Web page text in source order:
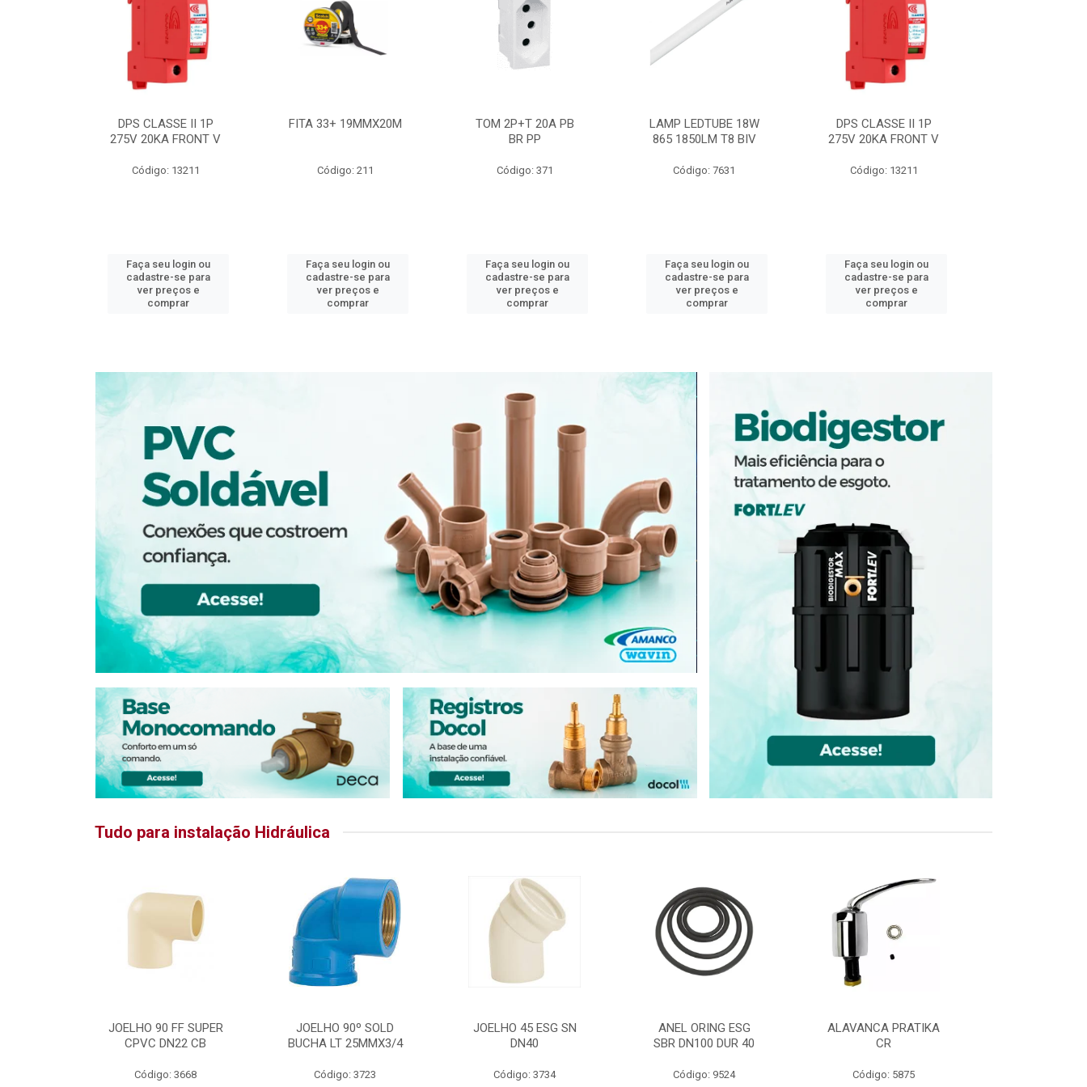
DPS CLASSE II 1P
275V 20KA FRONT V
Código: 13211
Faça seu login ou
cadastre-se para
ver preços e
comprar
FITA 33+ 19MMX20M
Código: 211
Faça seu login ou
cadastre-se para
ver preços e
comprar
TOM 2P+T 20A PB
BR PP
Código: 371
Faça seu login ou
cadastre-se para
ver preços e
comprar
LAMP LEDTUBE 18W
865 1850LM T8 BIV
Código: 7631
Faça seu login ou
cadastre-se para
ver preços e
comprar
DPS CLASSE II 1P
275V 20KA FRONT V
Código: 13211
Faça seu login ou
cadastre-se para
ver preços e
comprar
Tudo para instalação Hidráulica
JOELHO 90 FF SUPER
CPVC DN22 CB
Código: 3668
JOELHO 90º SOLD
BUCHA LT 25MMX3/4
Código: 3723
JOELHO 45 ESG SN
DN40
Código: 3734
ANEL ORING ESG
SBR DN100 DUR 40
Código: 9524
ALAVANCA PRATIKA
CR
Código: 5875